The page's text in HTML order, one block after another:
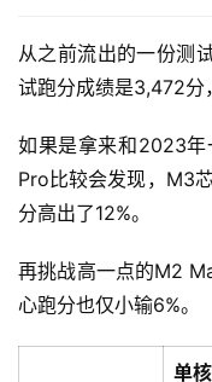
从之前流出的一份测
试跑分成绩是3,472分
如果是拿来和2023
Pro比较会发现，M3
分高出了12%。
再挑战高一点的M2
心跑分也仅小输6%。
单